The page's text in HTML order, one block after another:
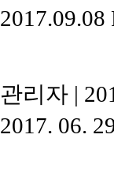
관리자 |
2017. 06.